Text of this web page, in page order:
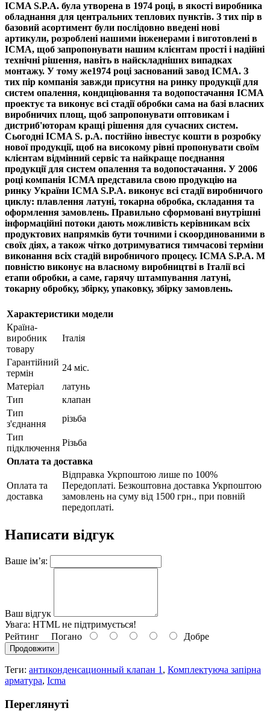
ICMA S.P.A. була утворена в 1974 році, в якості виробника
обладнання для центральних теплових пунктів. З тих пір в
базовий асортимент були послідовно введені нові
артикули, розроблені нашими інженерами і виготовлені в
ICMA, щоб запропонувати нашим клієнтам прості і надійні
технічні рішення, навіть в найскладніших випадках
монтажу. У тому же1974 році заснований завод ICMA. З
тих пір компанія завжди присутня на ринку продукції для
систем опалення, кондиціювання та водопостачання ICMA
проектує та виконує всі стадії обробки сама на базі власних
виробничих площ, щоб запропонувати оптовикам і
дистриб'юторам кращі рішення для сучасних систем.
Сьогодні ICMA S. p.A. постійно інвестує кошти в розробку
нової продукції, щоб на високому рівні пропонувати своїм
клієнтам відмінний сервіс та найкраще поєднання
продукції для систем опалення та водопостачання. У 2006
році компанія ICMA представила свою продукцію на
ринку України ICMA S.P.A. виконує всі стадії виробничого
циклу: плавлення латуні, токарна обробка, складання та
оформлення замовлень. Правильно сформовані внутрішні
інформаційні потоки дають можливість керівникам всіх
продуктових напрямків бути точними і скоординованими в
своїх діях, а також чітко дотримуватися тимчасові терміни
виконання всіх стадій виробничого процесу. ICMA S.P.A. M
повністю виконує на власному виробництві в Італії всі
етапи обробки, а саме, гарячу штампування латуні,
токарну обробку, збірку, упаковку, збірку замовлень.
Характеристики модели
Країна-
виробник
товару
Італія
Гарантійний
термін
24 міс.
Матеріал
латунь
Тип
клапан
Тип
з'єднання
різьба
Тип
підключення
Різьба
Оплата та доставка
Оплата та
доставка
Відправка Укрпоштою лише по 100%
Передоплаті. Безкоштовна доставка Укрпоштою
замовлень на суму від 1500 грн., при повній
передоплаті.
Написати відгук
Ваше ім’я:
Ваш відгук
Увага: HTML не підтримується!
Рейтинг Погано Добре
Продовжити
Теги: антиконденсационный клапан 1 , Комплектуюча запірна
арматура, Icma
Переглянуті